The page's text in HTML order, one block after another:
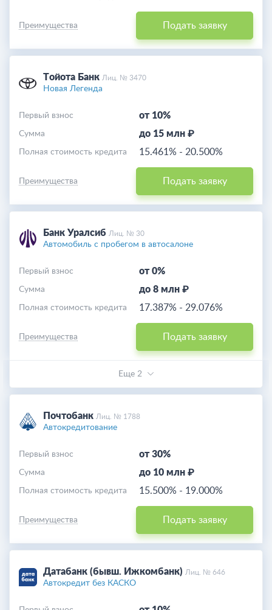
Подать заявку
Преимущества
Тойота Банк Лиц. № 3470
Новая Легенда
от 10%
Первый взнос
до 15 млн ₽
Cумма
15.461% - 20.500%
Полная стоимость кредита
Подать заявку
Преимущества
Банк Уралсиб Лиц. № 30
Автомобиль с пробегом в автосалоне
от 0%
Первый взнос
до 8 млн ₽
Cумма
17.387% - 29.076%
Полная стоимость кредита
Подать заявку
Преимущества
Еще 2
Почтобанк Лиц. № 1788
Автокредитование
от 30%
Первый взнос
до 10 млн ₽
Cумма
15.500% - 19.000%
Полная стоимость кредита
Подать заявку
Преимущества
Датабанк (бывш. Ижкомбанк) Лиц. № 646
Автокредит без КАСКО